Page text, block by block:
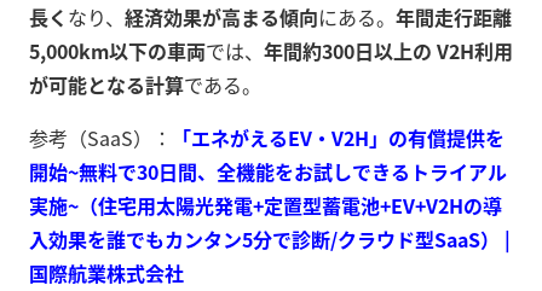
長く なり、 経済効果が高まる傾向にある。 年間走行距離
5,000km以下の車両では、 年間約300日以上の V2H利用
が可能となる計算である。
参考（SaaS）：
「エネがえるEV‧V2H」の有償提供を
開始~無料で30日間、全機能をお試しできるトライアル
実施~（住宅用太陽光発電+定置型蓄電池+EV+V2Hの導
入効果を誰でもカンタン5分で診断/クラウド型SaaS） |
国際航業株式会社